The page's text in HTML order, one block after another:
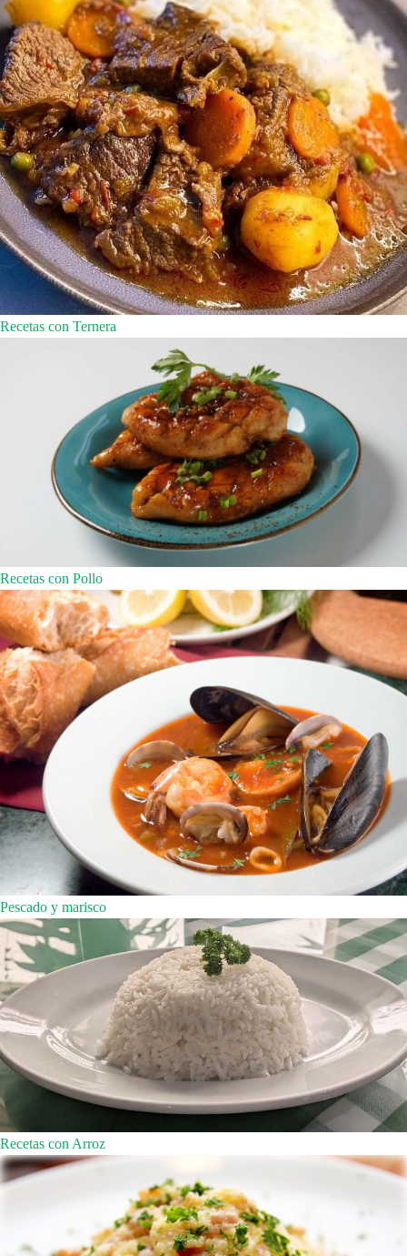
Recetas con Ternera
Recetas con Pollo
Pescado y marisco
Recetas con Arroz